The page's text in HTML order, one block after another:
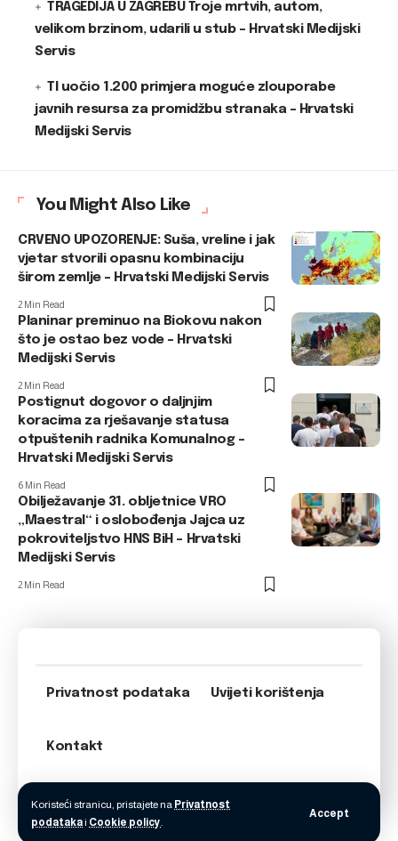
Koristeći stranicu, pristajete na Privatnost
podatakai Cookie policy.
Accept
TRAGEDIJA U ZAGREBU Troje mrtvih, autom,
velikom brzinom, udarili u stub – Hrvatski Medijski
Servis
TI uočio 1.200 primjera moguće zlouporabe
javnih resursa za promidžbu stranaka – Hrvatski
Medijski Servis
You Might Also Like
CRVENO UPOZORENJE: Suša, vreline i jak
vjetar stvorili opasnu kombinaciju
širom zemlje – Hrvatski Medijski Servis
2 Min Read
Planinar preminuo na Biokovu nakon
što je ostao bez vode – Hrvatski
Medijski Servis
2 Min Read
Postignut dogovor o daljnjim
koracima za rješavanje statusa
otpuštenih radnika Komunalnog –
Hrvatski Medijski Servis
6 Min Read
Obilježavanje 31. obljetnice VRO
„Maestral“ i oslobođenja Jajca uz
pokroviteljstvo HNS BiH – Hrvatski
Medijski Servis
2 Min Read
Privatnost podataka Uvijeti korištenja
Kontakt